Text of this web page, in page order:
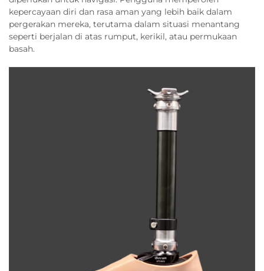
kepercayaan diri dan rasa aman yang lebih baik dalam
pergerakan mereka, terutama dalam situasi menantang
seperti berjalan di atas rumput, kerikil, atau permukaan
basah.